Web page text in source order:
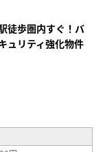
徒歩圏内すぐ！バ
ュリティ強化物件